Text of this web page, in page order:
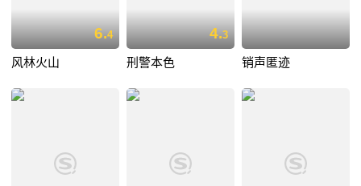
6.4
风林火山
4.3
刑警本色 销声匿迹